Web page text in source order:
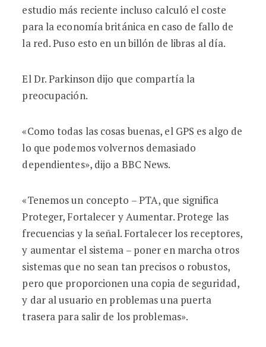
estudio más reciente incluso calculó el coste
para la economía británica en caso de fallo de
la red. Puso esto en un billón de libras al día.
El Dr. Parkinson dijo que compartía la
preocupación.
«Como todas las cosas buenas, el GPS es algo de
lo que podemos volvernos demasiado
dependientes», dijo a BBC News.
«Tenemos un concepto – PTA, que significa
Proteger, Fortalecer y Aumentar. Protege las
frecuencias y la señal. Fortalecer los receptores,
y aumentar el sistema – poner en marcha otros
sistemas que no sean tan precisos o robustos,
pero que proporcionen una copia de seguridad,
y dar al usuario en problemas una puerta
trasera para salir de los problemas».